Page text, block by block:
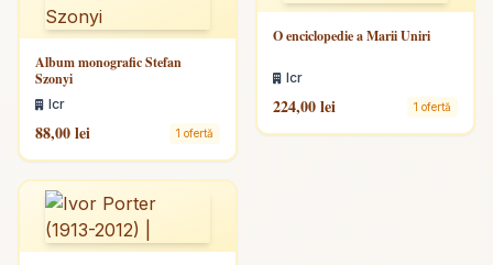
Album monografic Stefan
Szonyi
Icr
88,00 lei 1 ofertă
O enciclopedie a Marii Uniri
Icr
224,00 lei 1 ofertă